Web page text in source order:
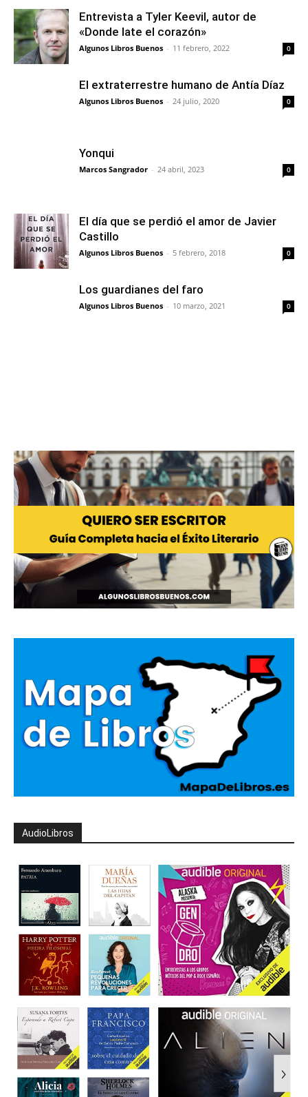
Entrevista a Tyler Keevil, autor de
«Donde late el corazón»
Algunos Libros Buenos - 11 febrero, 2022 0
El extraterrestre humano de Antía Díaz
Algunos Libros Buenos - 24 julio, 2020 0
Yonqui
Marcos Sangrador - 24 abril, 2023 0
El día que se perdió el amor de Javier
Castillo
Algunos Libros Buenos - 5 febrero, 2018 0
Los guardianes del faro
Algunos Libros Buenos - 10 marzo, 2021 0
AudioLibros